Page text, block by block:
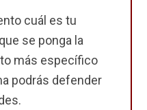
cuál es tu
se ponga la
más específico
podrás defender